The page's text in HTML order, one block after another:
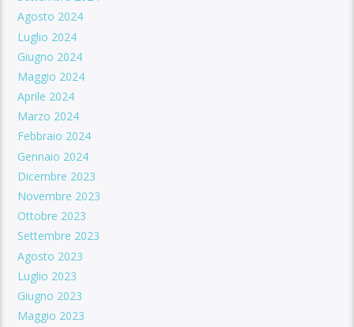
Agosto 2024
Luglio 2024
Giugno 2024
Maggio 2024
Aprile 2024
Marzo 2024
Febbraio 2024
Gennaio 2024
Dicembre 2023
Novembre 2023
Ottobre 2023
Settembre 2023
Agosto 2023
Luglio 2023
Giugno 2023
Maggio 2023